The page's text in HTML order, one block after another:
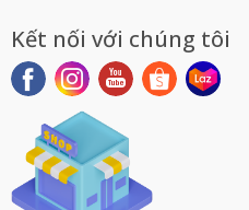
Kết nối với chúng tôi